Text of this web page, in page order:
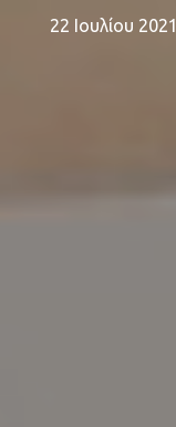
22 Ιουλίου 2021